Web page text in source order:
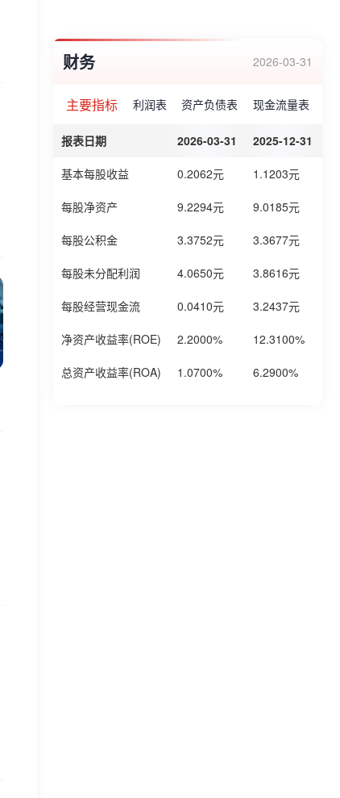
财务 2026-03-31
主要指标 利润表 资产负债表 现金流量表
报表日期 2026-03-31 2025-12-31
基本每股收益 0.2062元 1.1203元
每股净资产 9.2294元 9.0185元
每股公积金 3.3752元 3.3677元
每股未分配利润 4.0650元 3.8616元
每股经营现金流 0.0410元 3.2437元
净资产收益率(ROE) 2.2000% 12.3100%
总资产收益率(ROA) 1.0700% 6.2900%